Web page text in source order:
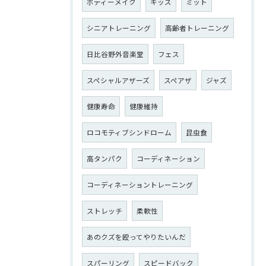
シニアトレーニング 高齢者トレーニング
日比谷野外音楽堂 フェス
スペシャルアザーズ スペアザ ジャズ
健康寿命 健康維持
ロコモティブシンドローム 昆虫食
高タンパク コーディネーション
コーディネーショントレーニング
ストレッチ 柔軟性
あのクズを殴ってやりたいんだ
スパーリング スピードバック